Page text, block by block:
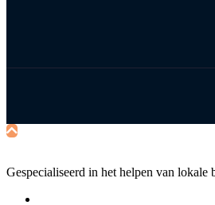
Gespecialiseerd in het helpen van